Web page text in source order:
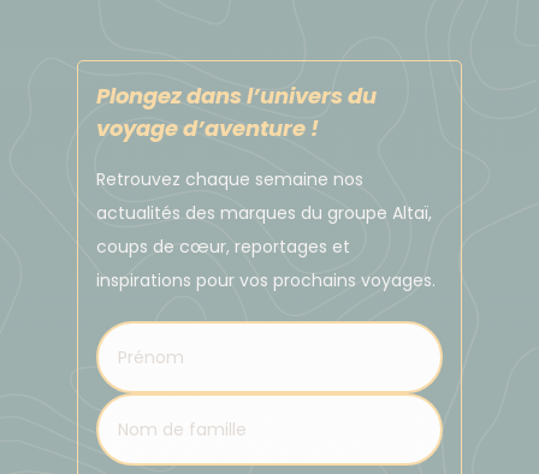
Plongez dans l’univers du
voyage d’aventure !
Retrouvez chaque semaine nos
actualités des marques du groupe Altaï,
coups de cœur, reportages et
inspirations pour vos prochains voyages.